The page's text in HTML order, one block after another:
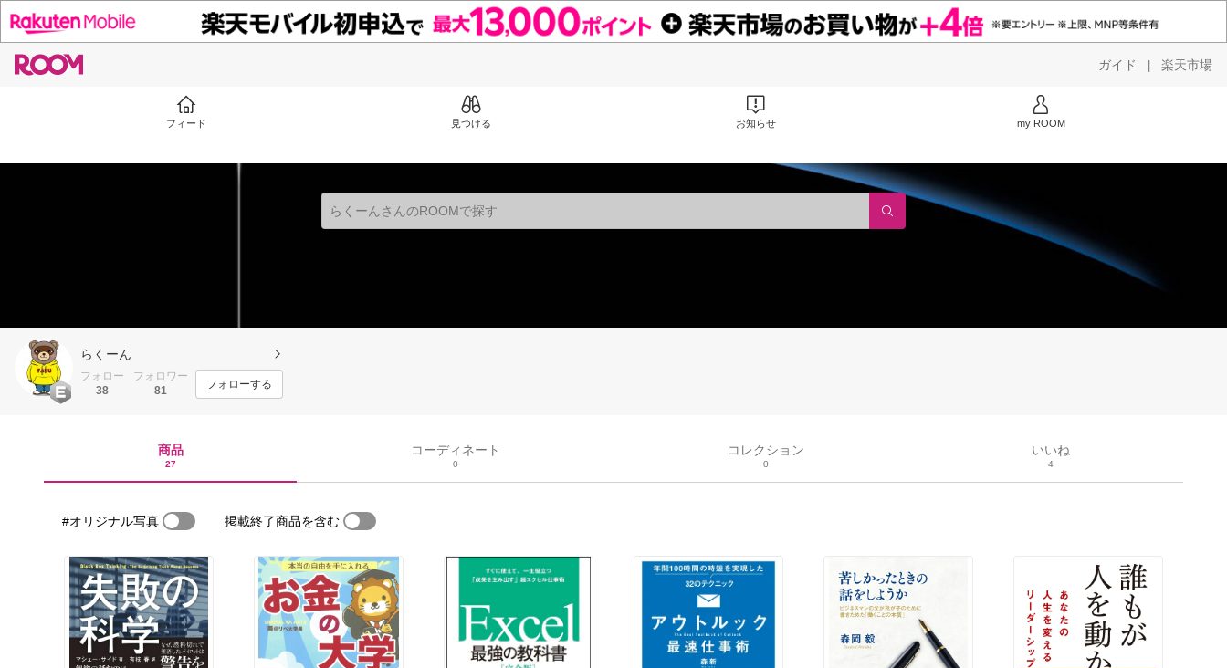
ガイド | 楽天市場
フィード 見つける お知らせ my ROOM
らくーん
フォロー
38
フォロワー
81
フォローする
商品
27
コーディネート
0
コレクション
0
いいね
4
#オリジナル写真 掲載終了商品を含む